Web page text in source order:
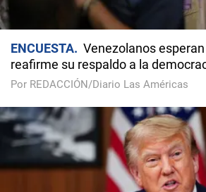
ENCUESTA
Venezolanos esperan
reafirme su respaldo a la
Por REDACCIÓN/Diario Las Américas